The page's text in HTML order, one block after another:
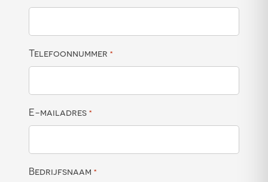
Telefoonnummer *
E-mailadres *
Bedrijfsnaam *